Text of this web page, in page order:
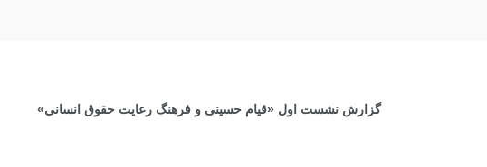
گزارش نشست اول «قیام حسینی و فرهنگ رعایت حقوق انسانی»